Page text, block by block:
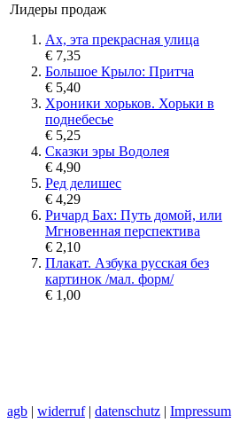
Лидеры продаж
Ах, эта прекрасная улица
€ 7,35
Большое Крыло: Притча
€ 5,40
Хроники хорьков. Хорьки в
поднебесье
€ 5,25
Сказки эры Водолея
€ 4,90
Ред делишес
€ 4,29
Ричард Бах: Путь домой, или
Мгновенная перспектива
€ 2,10
Плакат. Азбука русская без
картинок /мал. форм/
€ 1,00
agb | widerruf| datenschutz | Impressum